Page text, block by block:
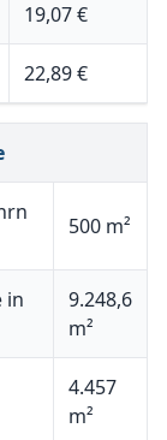
19,07 €
22,89 €
500 m²
in
9.248,6
m²
4.457
m²